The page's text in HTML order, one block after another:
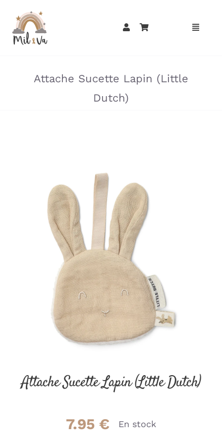
contenu
Attache Sucette Lapin (Little
Dutch)
Attache Sucette Lapin (Little Dutch)
7.95 € En stock